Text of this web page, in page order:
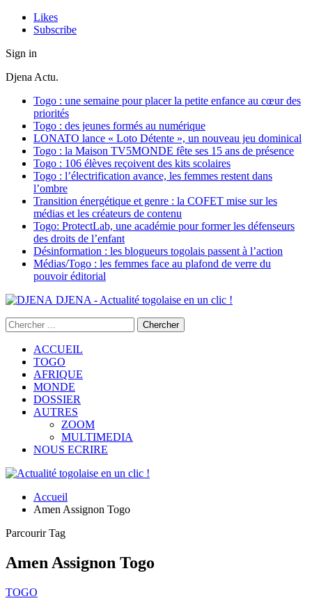
Likes
Subscribe
Sign in
Djena Actu.
Togo : une semaine pour placer la petite enfance au cœur des
priorités
Togo : des jeunes formés au numérique
LONATO lance « Loto Détente », un nouveau jeu dominical
Togo : la Maison TV5MONDE fête ses 15 ans de présence
Togo : 106 élèves reçoivent des kits scolaires
Togo : l’électrification avance, les femmes restent dans
l’ombre
Transition énergétique et genre : la COFET mise sur les
médias et les créateurs de contenu
Togo: ProtectLab, une académie pour former les défenseurs
des droits de l’enfant
Désinformation : les blogueurs togolais passent à l’action
Médias/Togo : les femmes face au plafond de verre du
pouvoir éditorial
DJENA - Actualité togolaise en un clic !
ACCUEIL
TOGO
AFRIQUE
MONDE
DOSSIER
AUTRES
ZOOM
MULTIMEDIA
NOUS ECRIRE
Accueil
Amen Assignon Togo
Parcourir Tag
Amen Assignon Togo
TOGO